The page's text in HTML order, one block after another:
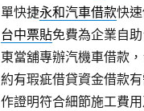
單快捷永和汽車借款快
台中票貼免費為企業自
東當舖專辦汽機車借款
約有瑕疵借貸資金借款
作證明符合細節施工費